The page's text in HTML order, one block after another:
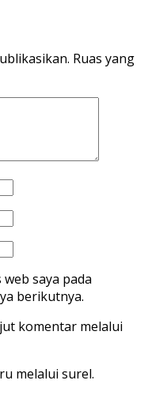
Ruas yang
saya pada
berikutnya.
komentar melalui
melalui surel.